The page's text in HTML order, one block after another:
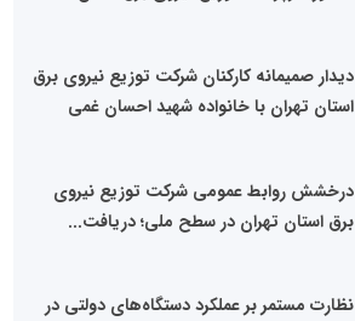
دیدار صمیمانه کارکنان شرکت توزیع نیروی برق
استان تهران با خانواده شهید احسان غمی
درخشش روابط عمومی شرکت توزیع نیروی
برق استان تهران در سطح ملی؛ دریافت...
نظارت مستمر بر عملکرد دستگاه‌های دولتی در